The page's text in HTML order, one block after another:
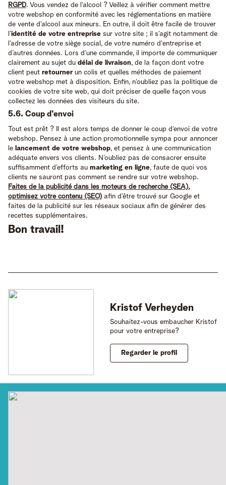
RGPD. Vous vendez de l’alcool ? Veillez à vérifier comment mettre
votre webshop en conformité avec les réglementations en matière
de vente d’alcool aux mineurs. En outre, il doit être facile de trouver
l’identité de votre entreprise sur votre site ; il s’agit notamment de
l’adresse de votre siège social, de votre numéro d'entreprise et
d’autres données. Lors d’une commande, il importe de communiquer
clairement au sujet du délai de livraison, de la façon dont votre
client peut retourner un colis et quelles méthodes de paiement
votre webshop met à disposition. Enfin, n’oubliez pas la politique de
cookies de votre site web, qui doit préciser de quelle façon vous
collectez les données des visiteurs du site.
5.6. Coup d'envoi
Tout est prêt ? Il est alors temps de donner le coup d’envoi de votre
webshop. Pensez à une action promotionnelle sympa pour annoncer
le lancement de votre webshop, et pensez à une communication
adéquate envers vos clients. N’oubliez pas de consacrer ensuite
suffisamment d’efforts au marketing en ligne, faute de quoi vos
clients ne sauront pas comment se rendre sur votre webshop.
Faites de la publicité dans les moteurs de recherche (SEA),
optimisez votre contenu (SEO) afin d’être trouvé sur Google et
faites de la publicité sur les réseaux sociaux afin de générer des
recettes supplémentaires.
Bon travail!
Kristof Verheyden
Souhaitez-vous embaucher Kristof
pour votre entreprise?
Regarder le profil